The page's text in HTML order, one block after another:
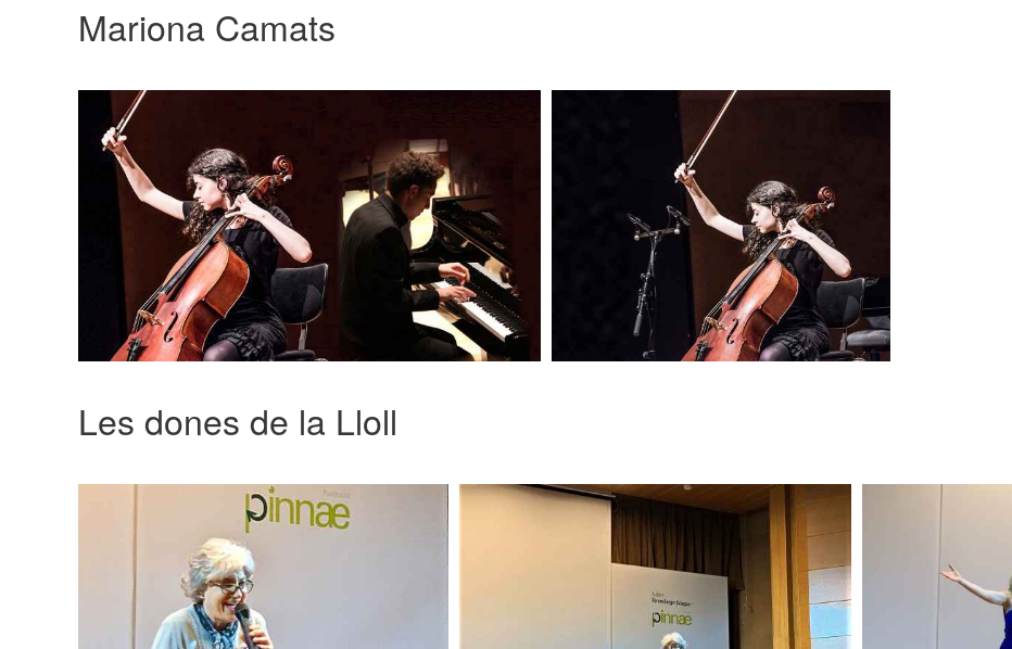
Mariona Camats
Les dones de la Lloll